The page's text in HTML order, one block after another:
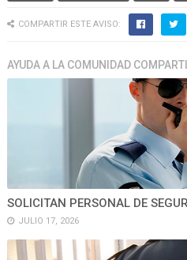
COMPARTIR ESTE AVISO:
AYUDA A LA COMUNIDAD
SOLICITAN PERSONAL DE
JULIO 17, 2026